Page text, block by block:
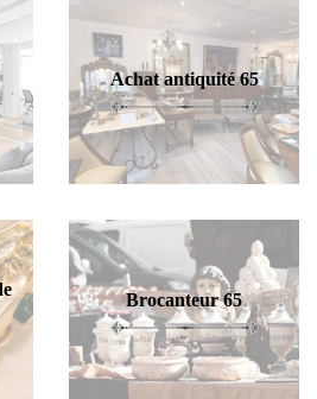
Achat antiquité 65
Brocanteur 65